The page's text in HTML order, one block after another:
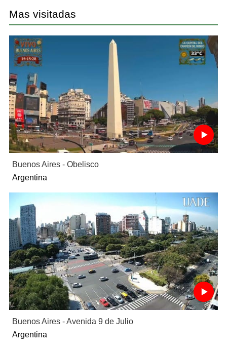
Mas visitadas
Buenos Aires - Obelisco
Argentina
Buenos Aires - Avenida 9 de Julio
Argentina